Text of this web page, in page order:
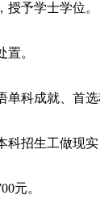
予学士学位。
。
成就、首选
招生工做现实
元。